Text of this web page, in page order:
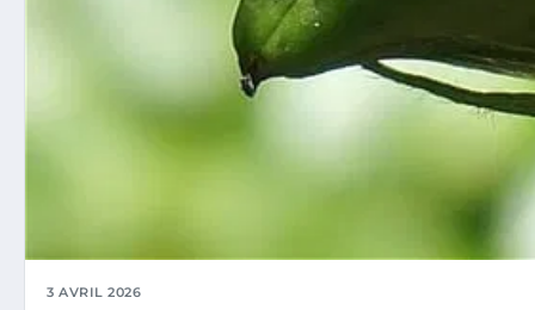
3 AVRIL 2026